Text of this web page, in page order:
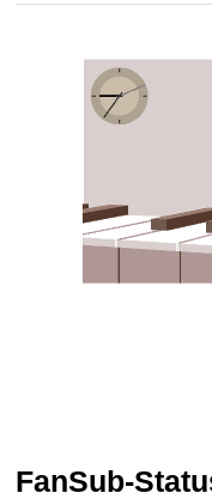
FanSub-